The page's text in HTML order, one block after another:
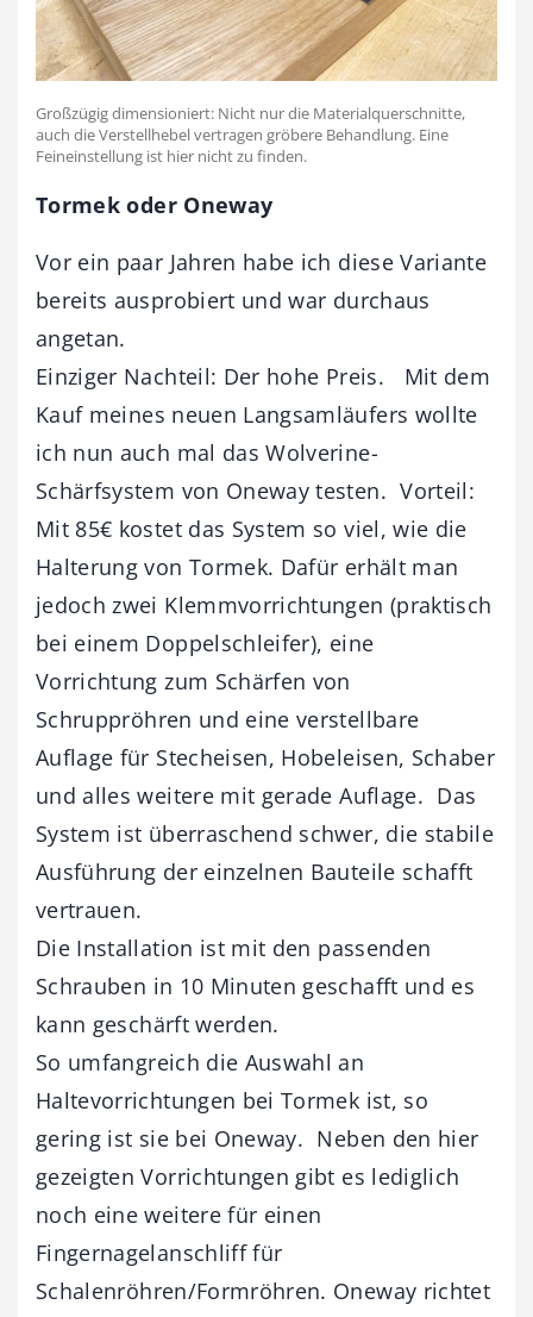
Großzügig dimensioniert: Nicht nur die Materialquerschnitte,
auch die Verstellhebel vertragen gröbere Behandlung. Eine
Feineinstellung ist hier nicht zu finden.
Tormek oder Oneway
Vor ein paar Jahren habe ich diese Variante
bereits ausprobiert und war durchaus
angetan.
Einziger Nachteil: Der hohe Preis. Mit dem
Kauf meines neuen Langsamläufers wollte
ich nun auch mal das Wolverine-
Schärfsystem von Oneway testen. Vorteil:
Mit 85€ kostet das System so viel, wie die
Halterung von Tormek. Dafür erhält man
jedoch zwei Klemmvorrichtungen (praktisch
bei einem Doppelschleifer), eine
Vorrichtung zum Schärfen von
Schruppröhren und eine verstellbare
Auflage für Stecheisen, Hobeleisen, Schaber
und alles weitere mit gerade Auflage. Das
System ist überraschend schwer, die stabile
Ausführung der einzelnen Bauteile schafft
vertrauen.
Die Installation ist mit den passenden
Schrauben in 10 Minuten geschafft und es
kann geschärft werden.
So umfangreich die Auswahl an
Haltevorrichtungen bei Tormek ist, so
gering ist sie bei Oneway. Neben den hier
gezeigten Vorrichtungen gibt es lediglich
noch eine weitere für einen
Fingernagelanschliff für
Schalenröhren/Formröhren. Oneway richtet